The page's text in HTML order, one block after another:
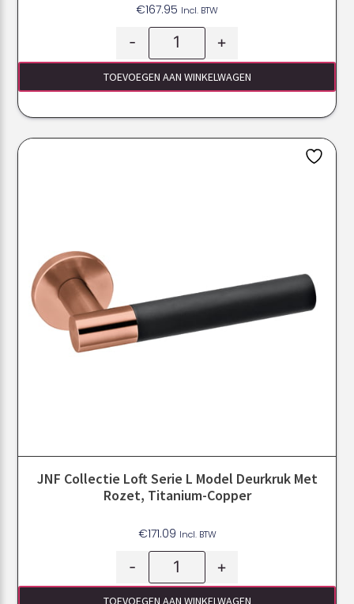
€167.95 Incl. BTW
- +
TOEVOEGEN AAN WINKELWAGEN
JNF Collectie Loft Serie L Model Deurkruk Met
Rozet, Titanium-Copper
€171.09 Incl. BTW
- +
TOEVOEGEN AAN WINKELWAGEN